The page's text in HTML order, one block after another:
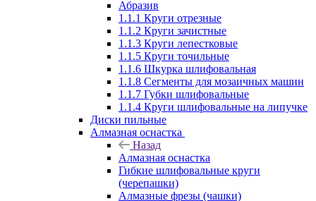
Абразив
1.1.1 Круги отрезные
1.1.2 Круги зачистные
1.1.3 Круги лепестковые
1.1.5 Круги точильные
1.1.6 Шкурка шлифовальная
1.1.8 Сегменты для мозаичных машин
1.1.7 Губки шлифовальные
1.1.4 Круги шлифовальные на липучке
Диски пильные
Алмазная оснастка
Назад
Алмазная оснастка
Гибкие шлифовальные круги
(черепашки)
Алмазные фрезы (чашки)